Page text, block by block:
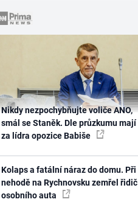
Nikdy nezpochybňujte voliče ANO,
smál se Staněk. Dle průzkumu mají
za lídra opozice Babiše
Kolaps a fatální náraz do domu. Při
nehodě na Rychnovsku zemřel řidič
osobního auta